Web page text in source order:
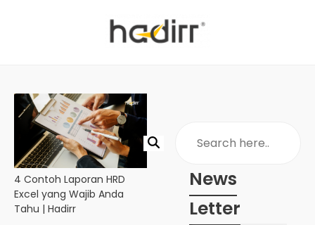
4 Contoh Laporan HRD
Excel yang Wajib Anda
Tahu | Hadirr
News
Letter